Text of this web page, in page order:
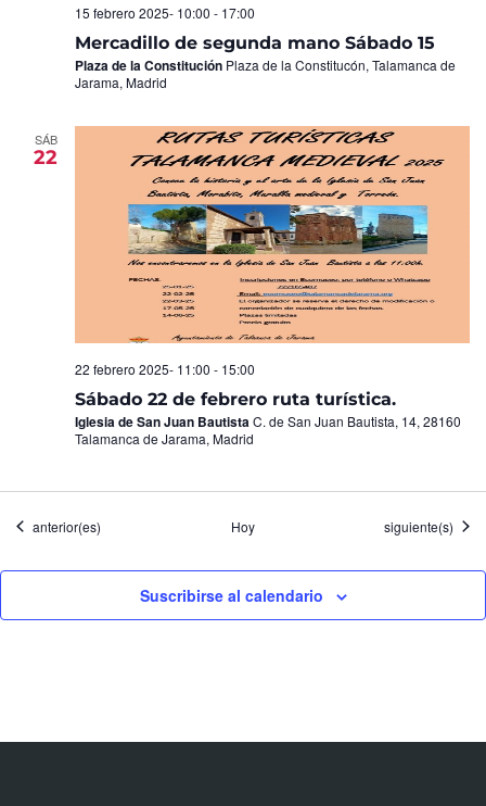
Mercadillo de segunda mano Sábado 15
15 febrero 2025- 10:00 - 17:00
Plaza de la Constitución Plaza de la Constitucón, Talamanca de
Jarama, Madrid
SÁB
22
Sábado 22 de febrero ruta turística.
22 febrero 2025- 11:00 - 15:00
Iglesia de San Juan BautistaC. de San Juan Bautista, 14, 28160
Talamanca de Jarama, Madrid
Eventos
anterior(es) Hoy Eventos
siguiente(s)
Suscribirse al calendario